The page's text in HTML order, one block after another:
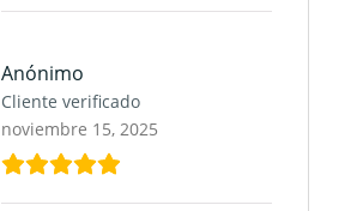
Anónimo
Cliente verificado
noviembre 15, 2025